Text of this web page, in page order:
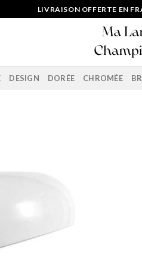
LIVRAISON OFFERTE EN
DESIGN DORÉE CHROMÉE